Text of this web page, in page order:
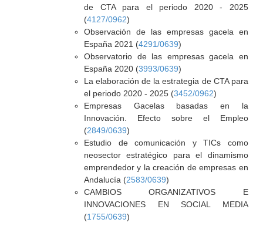
de CTA para el periodo 2020 - 2025
(4127/0962)
Observación de las empresas gacela en
España 2021 (4291/0639)
Observatorio de las empresas gacela en
España 2020 (3993/0639)
La elaboración de la estrategia de CTA para
el periodo 2020 - 2025 (3452/0962)
Empresas Gacelas basadas en la
Innovación. Efecto sobre el Empleo
(2849/0639)
Estudio de comunicación y TICs como
neosector estratégico para el dinamismo
emprendedor y la creación de empresas en
Andalucía (2583/0639)
CAMBIOS ORGANIZATIVOS E
INNOVACIONES EN SOCIAL MEDIA
(1755/0639)